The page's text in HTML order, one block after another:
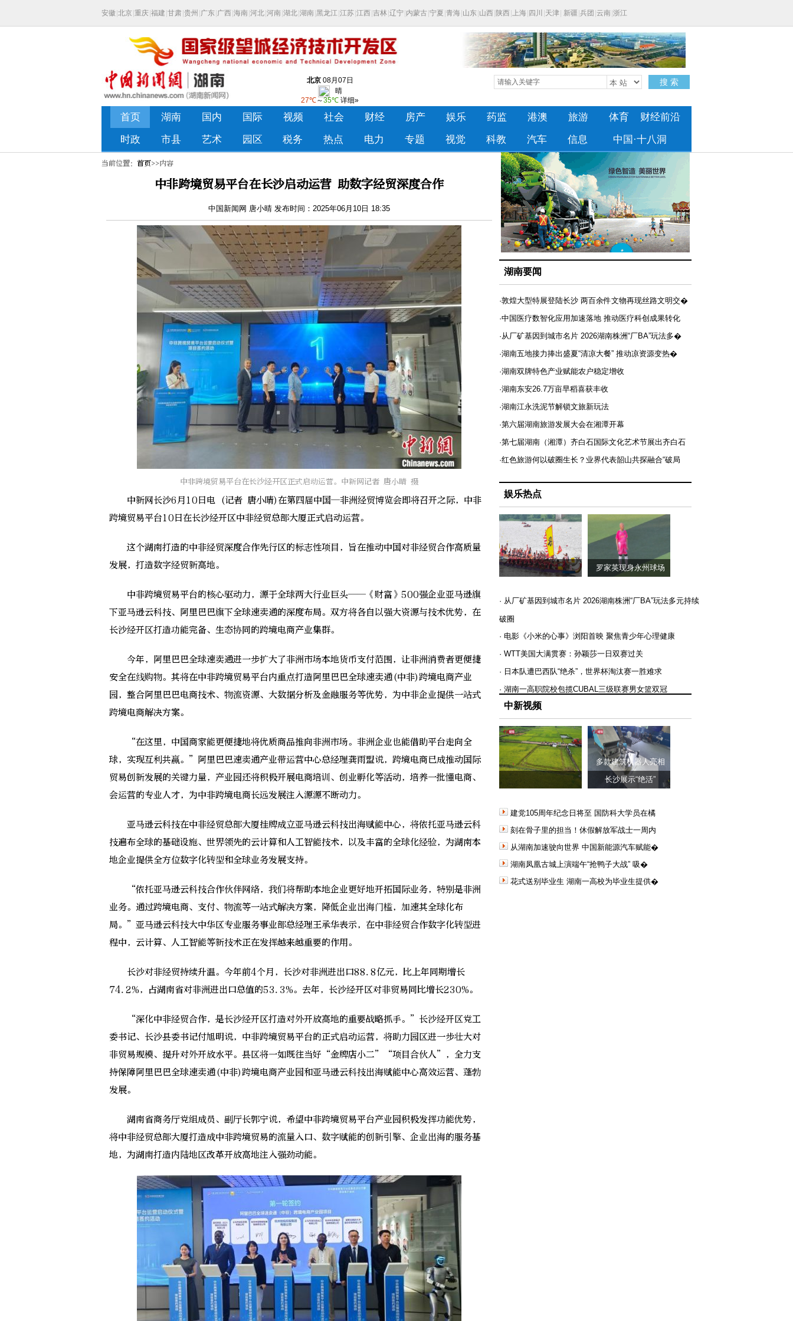
当前位置： 首页>>内容
中非跨境贸易平台在长沙启动运营 助数字经贸深度合作
中国新闻网 唐小晴 发布时间：2025年06月10日 18:35
中非跨境贸易平台在长沙经开区正式启动运营。中新网记者 唐小晴 摄
中新网长沙6月10日电 (记者 唐小晴)在第四届中国—非洲经贸博览会即将召开之际，中非
跨境贸易平台10日在长沙经开区中非经贸总部大厦正式启动运营。
这个湖南打造的中非经贸深度合作先行区的标志性项目，旨在推动中国对非经贸合作高质量
发展，打造数字经贸新高地。
中非跨境贸易平台的核心驱动力，源于全球两大行业巨头——《财富》500强企业亚马逊旗
下亚马逊云科技、阿里巴巴旗下全球速卖通的深度布局。双方将各自以强大资源与技术优势，在
长沙经开区打造功能完备、生态协同的跨境电商产业集群。
今年，阿里巴巴全球速卖通进一步扩大了非洲市场本地货币支付范围，让非洲消费者更便捷
安全在线购物。其将在中非跨境贸易平台内重点打造阿里巴巴全球速卖通(中非)跨境电商产业
园，整合阿里巴巴电商技术、物流资源、大数据分析及金融服务等优势，为中非企业提供一站式
跨境电商解决方案。
“在这里，中国商家能更便捷地将优质商品推向非洲市场。非洲企业也能借助平台走向全
球，实现互利共赢。”阿里巴巴速卖通产业带运营中心总经理龚雨盟说，跨境电商已成推动国际
贸易创新发展的关键力量，产业园还将积极开展电商培训、创业孵化等活动，培养一批懂电商、
会运营的专业人才，为中非跨境电商长远发展注入源源不断动力。
亚马逊云科技在中非经贸总部大厦挂牌成立亚马逊云科技出海赋能中心，将依托亚马逊云科
技遍布全球的基础设施、世界领先的云计算和人工智能技术，以及丰富的全球化经验，为湖南本
地企业提供全方位数字化转型和全球业务发展支持。
“依托亚马逊云科技合作伙伴网络，我们将帮助本地企业更好地开拓国际业务，特别是非洲
业务。通过跨境电商、支付、物流等一站式解决方案，降低企业出海门槛，加速其全球化布
局。”亚马逊云科技大中华区专业服务事业部总经理王承华表示，在中非经贸合作数字化转型进
程中，云计算、人工智能等新技术正在发挥越来越重要的作用。
长沙对非经贸持续升温。今年前4个月，长沙对非洲进出口88.8亿元，比上年同期增长
74.2%，占湖南省对非洲进出口总值的53.3%。去年，长沙经开区对非贸易同比增长230%。
“深化中非经贸合作，是长沙经开区打造对外开放高地的重要战略抓手。”长沙经开区党工
委书记、长沙县委书记付旭明说，中非跨境贸易平台的正式启动运营，将助力园区进一步壮大对
非贸易规模、提升对外开放水平。县区将一如既往当好“金牌店小二”“项目合伙人”，全力支
持保障阿里巴巴全球速卖通(中非)跨境电商产业园和亚马逊云科技出海赋能中心高效运营、蓬勃
发展。
湖南省商务厅党组成员、副厅长郭宁说，希望中非跨境贸易平台产业园积极发挥功能优势，
将中非经贸总部大厦打造成中非跨境贸易的流量入口、数字赋能的创新引擎、企业出海的服务基
地，为湖南打造内陆地区改革开放高地注入强劲动能。
湖南要闻
·敦煌大型特展登陆长沙 两百余件文物再现丝路文明交�
·中国医疗数智化应用加速落地 推动医疗科创成果转化
·从厂矿基因到城市名片 2026湖南株洲“厂BA”玩法多�
·湖南五地接力捧出盛夏“清凉大餐” 推动凉资源变热�
·湖南双牌特色产业赋能农户稳定增收
·湖南东安26.7万亩早稻喜获丰收
·湖南江永洗泥节解锁文旅新玩法
·第六届湖南旅游发展大会在湘潭开幕
·第七届湖南（湘潭）齐白石国际文化艺术节展出齐白石
·红色旅游何以破圈生长？业界代表韶山共探融合“破局
娱乐热点
罗家英现身永州球场
· 从厂矿基因到城市名片 2026湖南株洲“厂BA”玩法多元持续
破圈
· 电影《小米的心事》浏阳首映 聚焦青少年心理健康
· WTT美国大满贯赛：孙颖莎一日双赛过关
· 日本队遭巴西队“绝杀”，世界杯淘汰赛一胜难求
· 湖南一高职院校包揽CUBAL三级联赛男女篮双冠
中新视频
多款建筑机器人亮相
长沙展示“绝活”
建党105周年纪念日将至 国防科大学员在橘
刻在骨子里的担当！休假解放军战士一周内
从湖南加速驶向世界 中国新能源汽车赋能�
湖南凤凰古城上演端午“抢鸭子大战” 吸�
花式送别毕业生 湖南一高校为毕业生提供�